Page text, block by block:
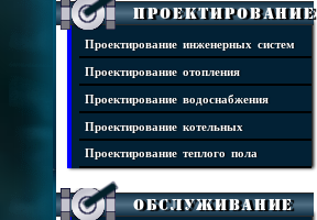
Проектирование
Проектирование инженерных систем
Проектирование отопления
Проектирование водоснабжения
Проектирование котельных
Проектирование теплого пола
Обслуживание